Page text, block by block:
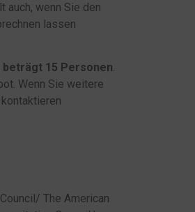
auch, wenn Sie den
lassen
15 Personen.
Wenn Sie weitere
The American